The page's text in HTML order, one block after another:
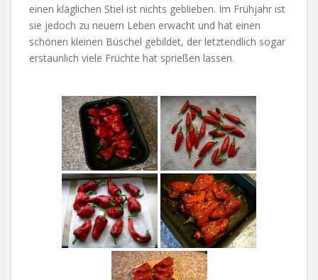
einen kläglichen Stiel ist nichts geblieben. Im Frühjahr ist
sie jedoch zu neuem Leben erwacht und hat einen
schönen kleinen Büschel gebildet, der letztendlich sogar
erstaunlich viele Früchte hat sprießen lassen.